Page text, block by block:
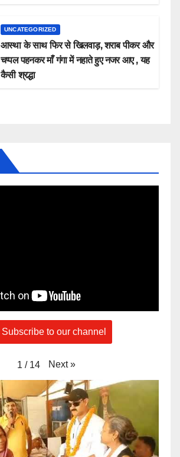
UNCATEGORIZED
आस्था के साथ फिर से खिलवाड़, शराब पीकर और
चप्पल पहनकर माँ गंगा में नहाते हुए नजर आए , यह
कैसी श्रद्धा
Subscribe to our channel
1 / 14 Next »